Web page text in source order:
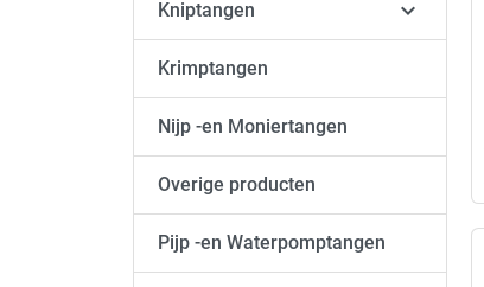
Kniptangen 
Krimptangen
Nijp -en Moniertangen
Overige producten
Pijp -en Waterpomptangen